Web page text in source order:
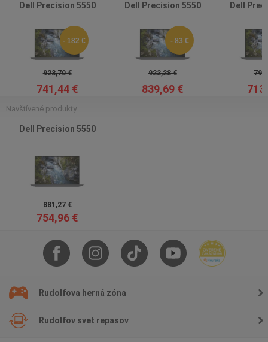
Dell Precision 5550
- 182 €
923,70 €
741,44 €
Dell Precision 5550
- 83 €
923,28 €
839,69 €
Dell
Navštívené produkty
Dell Precision 5550
881,27 €
754,96 €
Rudolfova herná zóna
Rudolfov svet repasov